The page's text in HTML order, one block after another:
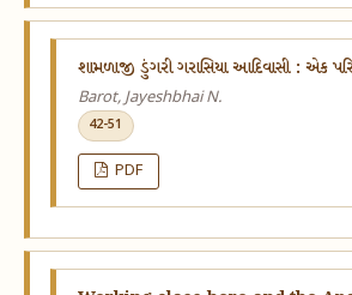
શામળાજી ડુંગરી ગરાસિયા આદિવાસી : એક
Barot, Jayeshbhai N.
42-51
PDF